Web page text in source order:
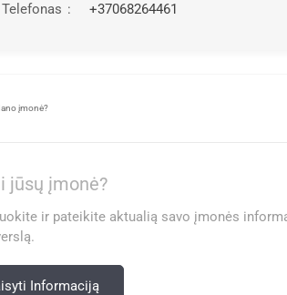
Telefonas +37068264461
įmonė?
jūsų įmonė?
ir pateikite aktualią savo įmonės
Informaciją